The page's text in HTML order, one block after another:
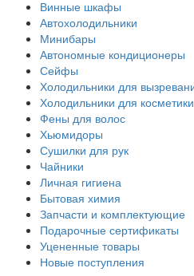
Винные шкафы
Автохолодильники
Минибары
Автономные кондиционеры
Сейфы
Холодильники для
Холодильники для
Фены для волос
Хьюмидоры
Сушилки для рук
Чайники
Личная гигиена
Бытовая химия
Запчасти и комплектующие
Подарочные сертификаты
Уцененные товары
Новые поступления